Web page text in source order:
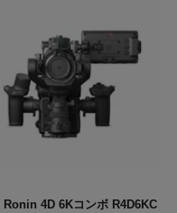
Ronin 4D 6Kコンボ R4D6KC